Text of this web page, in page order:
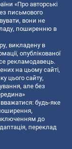
«Про авторські
письмового
вони не
поширенню в
викладену в
опублікованої
рекламодавець.
на цьому сайті,
цього сайту,
але без
будь-яке
до
переклад